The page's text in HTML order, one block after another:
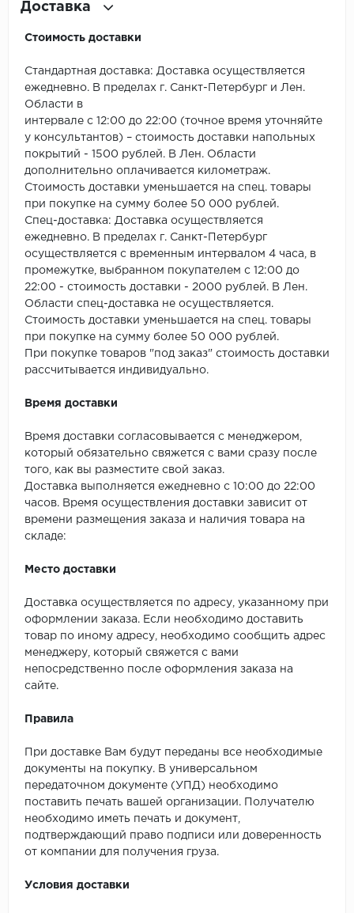
SPC Kronostep
SPC Promo
SPC Stronghold
TANTO
Tarkett
Wonderful Vinyl
Доставка
Стоимость доставки
Стандартная доставка: Доставка осуществляется
ежедневно. В пределах г. Санкт-Петербург и Лен.
Области в
интервале с 12:00 до 22:00 (точное время уточняйте
у консультантов) – стоимость доставки напольных
покрытий - 1500 рублей. В Лен. Области
дополнительно оплачивается километраж.
Стоимость доставки уменьшается на спец. товары
при покупке на сумму более 50 000 рублей.
Спец-доставка: Доставка осуществляется
ежедневно. В пределах г. Санкт-Петербург
осуществляется с временным интервалом 4 часа, в
промежутке, выбранном покупателем с 12:00 до
22:00 - стоимость доставки - 2000 рублей. В Лен.
Области спец-доставка не осуществляется.
Стоимость доставки уменьшается на спец. товары
при покупке на сумму более 50 000 рублей.
При покупке товаров "под заказ" стоимость доставки
рассчитывается индивидуально.
Время доставки
Время доставки согласовывается с менеджером,
который обязательно свяжется с вами сразу после
того, как вы разместите свой заказ.
Доставка выполняется ежедневно с 10:00 до 22:00
часов. Время осуществления доставки зависит от
времени размещения заказа и наличия товара на
складе:
Место доставки
Доставка осуществляется по адресу, указанному при
оформлении заказа. Если необходимо доставить
товар по иному адресу, необходимо сообщить адрес
менеджеру, который свяжется с вами
непосредственно после оформления заказа на
сайте.
Правила
При доставке Вам будут переданы все необходимые
документы на покупку. В универсальном
передаточном документе (УПД) необходимо
поставить печать вашей организации. Получателю
необходимо иметь печать и документ,
подтверждающий право подписи или доверенность
от компании для получения груза.
Условия доставки